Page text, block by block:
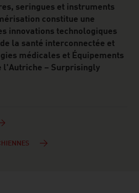
seringues et instruments
constitue une
innovations technologiques
la santé interconnectée et
médicales et Équipements
l'Autriche – Surprisingly